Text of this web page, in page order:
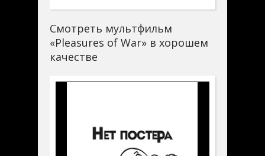
Смотреть мультфильм
«Pleasures of War» в хорошем
качестве